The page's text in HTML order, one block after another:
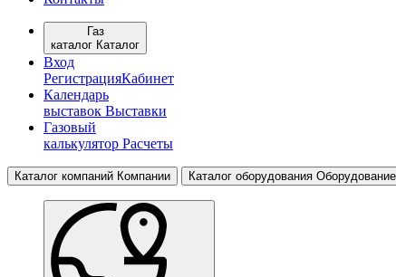
Газ
каталог Каталог
Вход
РегистрацияКабинет
Календарь
выставок Выставки
Газовый
калькулятор Расчеты
Каталог компаний Компании Каталог оборудования Оборудование